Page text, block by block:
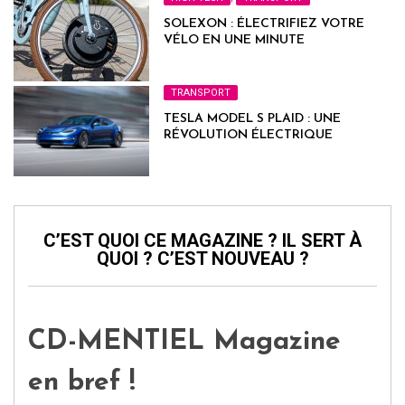
SOLEXON : ÉLECTRIFIEZ VOTRE
VÉLO EN UNE MINUTE
TRANSPORT
TESLA MODEL S PLAID : UNE
RÉVOLUTION ÉLECTRIQUE
C’EST QUOI CE MAGAZINE ? IL SERT À
QUOI ? C’EST NOUVEAU ?
CD-MENTIEL Magazine
en bref !